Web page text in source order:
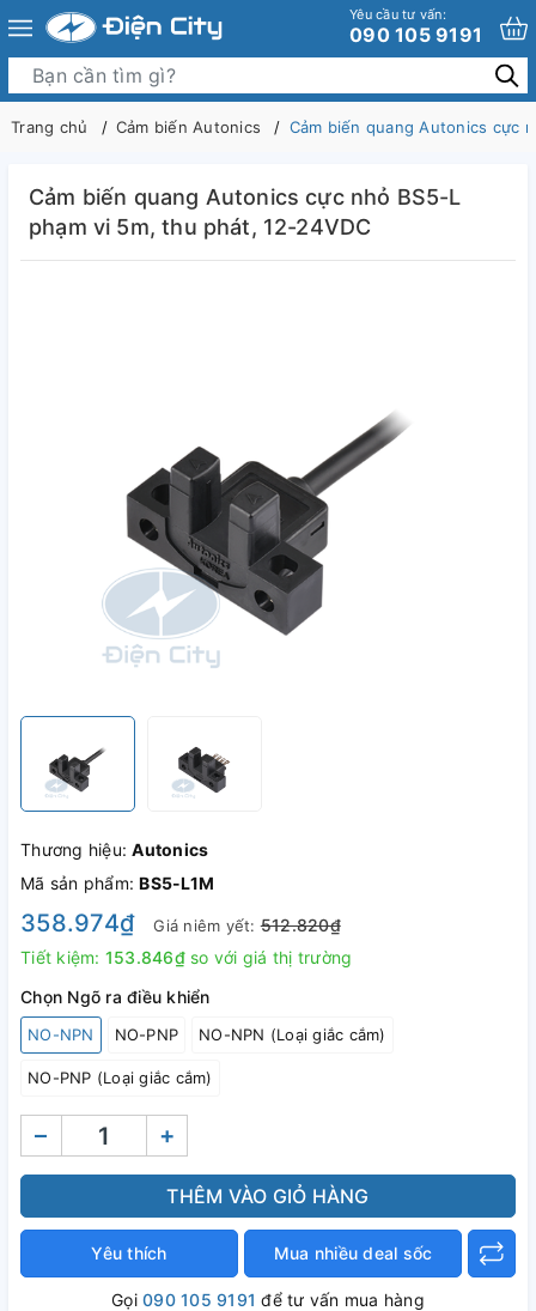
Yêu cầu tư vấn:
090 105 9191
Trang chủ Cảm biến Autonics Cảm biến quang Autonics cực
Cảm biến quang Autonics cực nhỏ BS5-L
phạm vi 5m, thu phát, 12-24VDC
Thương hiệu:Autonics
Mã sản phẩm:BS5-L1M
358.974₫ Giá niêm yết:512.820₫
Tiết kiệm: 153.846₫ so với giá thị trường
Chọn Ngõ ra điều khiển
NO-NPN NO-PNP NO-NPN (Loại giắc cắm)
NO-PNP (Loại giắc cắm)
– +
THÊM VÀO GIỎ HÀNG
Yêu thích Mua nhiều deal sốc
Gọi090 105 9191 để tư vấn mua hàng